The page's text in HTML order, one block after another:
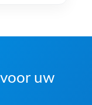
uw